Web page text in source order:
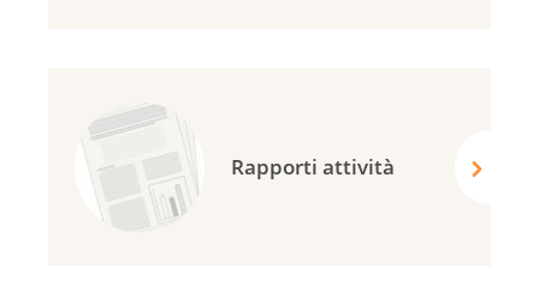
Rapporti attività